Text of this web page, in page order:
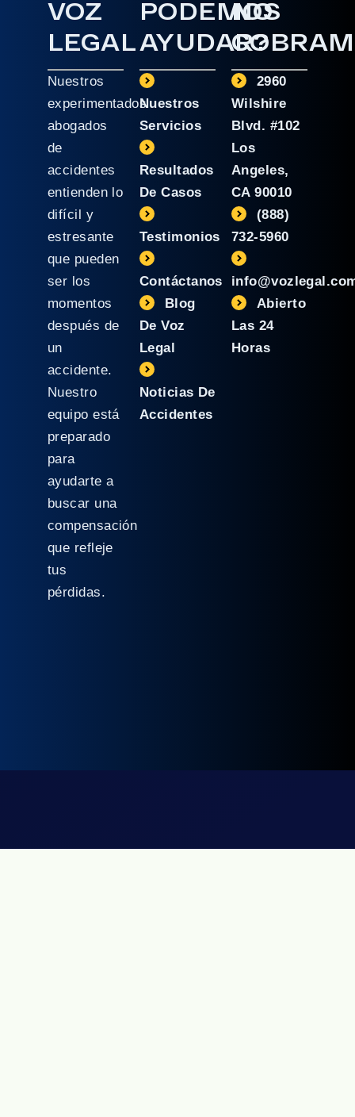
VOZ
LEGAL
Nuestros
experimentados
abogados
de
accidentes
entienden lo
difícil y
estresante
que pueden
ser los
momentos
después de
un
accidente.
Nuestro
equipo está
preparado
para
ayudarte a
buscar una
compensación
que refleje
tus
pérdidas.
PODEMOS
AYUDAR?
Nuestros
Servicios
Resultados
De Casos
Testimonios
Contáctanos
Blog
De Voz
Legal
Noticias De
Accidentes
NO
2960
Wilshire
Blvd. #102
Los
Angeles,
CA 90010
(888)
732-5960
Abierto
Las 24
Horas